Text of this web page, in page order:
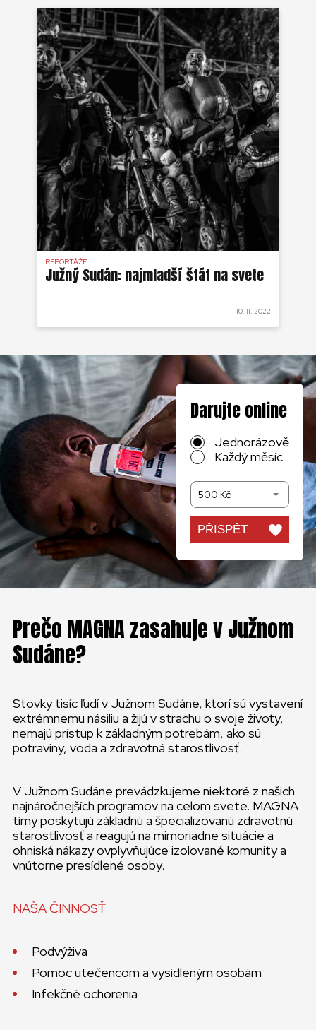
REPORTÁŽE
Južný Sudán: najmladší štát na svete
10. 11. 2022
Darujte online
Jednorázově
Každý měsíc
500 Kč
PŘISPĚT
Prečo MAGNA zasahuje v Južnom
Sudáne?
Stovky tisíc ľudí v Južnom Sudáne, ktorí sú vystavení
extrémnemu násiliu a žijú v strachu o svoje životy,
nemajú prístup k základným potrebám, ako sú
potraviny, voda a zdravotná starostlivosť.
V Južnom Sudáne prevádzkujeme niektoré z našich
najnáročnejších programov na celom svete. MAGNA
tímy poskytujú základnú a špecializovanú zdravotnú
starostlivosť a reagujú na mimoriadne situácie a
ohniská nákazy ovplyvňujúce izolované komunity a
vnútorne presídlené osoby.
NAŠA ČINNOSŤ
Podvýživa
Pomoc utečencom a vysídleným osobám
Infekčné ochorenia